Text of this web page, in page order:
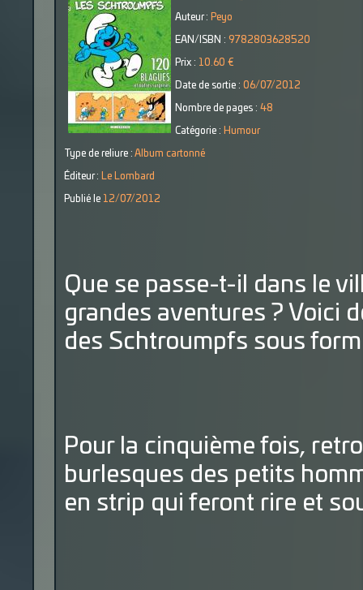
Auteur : Peyo
EAN/ISBN : 9782803628520
Prix : 10.60 €
Date de sortie : 06/07/2012
Nombre de pages : 48
Catégorie : Humour
Type de reliure : Album cartonné
Éditeur : Le Lombard
Publié le 12/07/2012
Que se passe-t-il dans le
grandes aventures ? Voici
des Schtroumpfs sous
Pour la cinquième fois,
burlesques des petits
en strip qui feront rire et